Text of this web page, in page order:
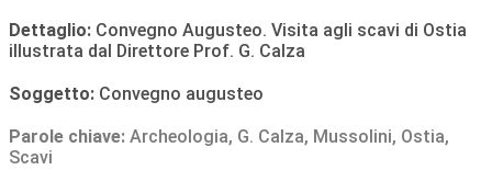
Dettaglio: Convegno Augusteo. Visita agli scavi di Ostia
illustrata dal Direttore Prof. G. Calza
Soggetto: Convegno augusteo
Parole chiave: Archeologia, G. Calza, Mussolini, Ostia,
Scavi